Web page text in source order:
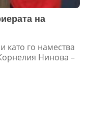
на
като го намества
Нинова –